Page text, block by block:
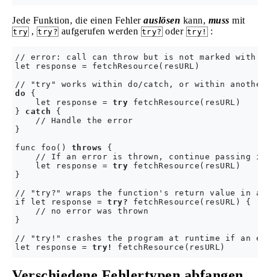
Jede Funktion, die einen Fehler auslösen kann, muss mit
try , try? aufgerufen werden try? oder try! :
// error: call can throw but is not marked with
let response = fetchResource(resURL)
do {
    let response =
try fetchResource(resURL)
} catch {
    // Handle the error
}
func foo() throws {
// If an error is thrown, continue passing it
    let response =
try fetchResource(resURL)
}
// "try?" wraps the function's return value in
if let response = try? fetchResource(resURL) {
    // no error was thrown
}
// "try!" crashes the program at runtime if an
let response = try! fetchResource(resURL)